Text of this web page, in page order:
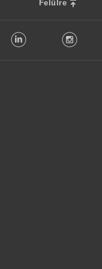
Felülre
LinkedIn